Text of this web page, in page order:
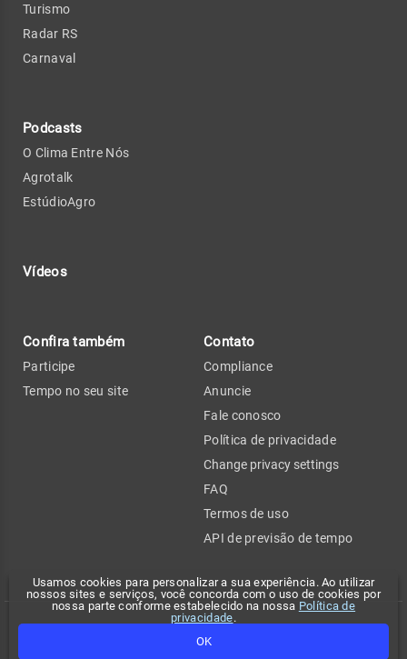
Usamos cookies para personalizar a sua experiência. Ao utilizar
nossos sites e serviços, você concorda com o uso de cookies por
nossa parte conforme estabelecido na nossa Política de
privacidade.
OK
Turismo
Radar RS
Carnaval
Podcasts
O Clima Entre Nós
Agrotalk
EstúdioAgro
Vídeos
Confira também
Participe
Tempo no seu site
Contato
Compliance
Anuncie
Fale conosco
Política de privacidade
Change privacy settings
FAQ
Termos de uso
API de previsão de tempo
Copyright 2026 - Climatempo. Todos os direitos reservados.